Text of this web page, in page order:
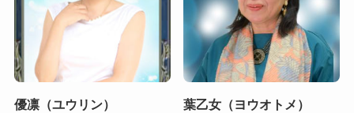
優凛（ユウリン） 葉乙女（ヨウオトメ）